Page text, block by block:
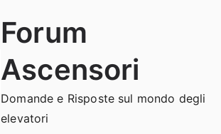
Forum
Ascensori
Domande e Risposte sul mondo degli
elevatori